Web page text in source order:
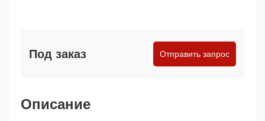
Под заказ Отправить запрос
Описание